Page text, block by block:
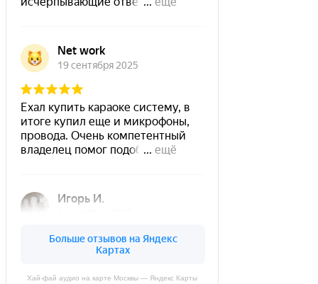
Хай-фай аудио на карте Москвы — Яндекс Карты